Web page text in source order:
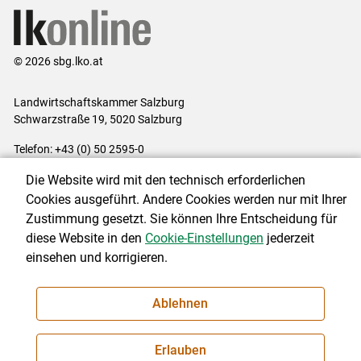
© 2026 sbg.lko.at
Landwirtschaftskammer Salzburg
Schwarzstraße 19, 5020 Salzburg
Telefon: +43 (0) 50 2595-0
Impressum|Kontakt|Datenschutzerklärung|Barrierefreiheit|
Cookie-Einstellungen
NEWSLETTER
Die Website wird mit den technisch erforderlichen
Cookies ausgeführt. Andere Cookies werden nur mit Ihrer
Zustimmung gesetzt. Sie können Ihre Entscheidung für
diese Website in den Cookie-Einstellungen jederzeit
einsehen und korrigieren.
Ablehnen
Erlauben